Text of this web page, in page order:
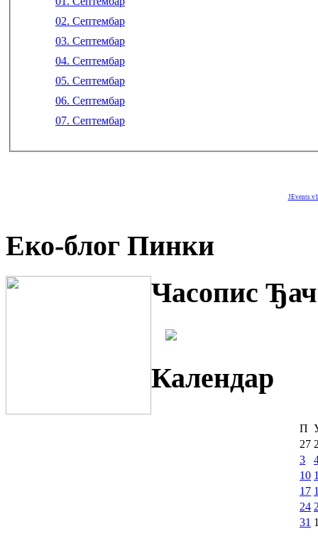
02. Септембар
03. Септембар
04. Септембар
05. Септембар
06. Септембар
07. Септембар
JEvents
Еко-блог Пинки
Часопис
Календар
П
27
3
10
17
24
31